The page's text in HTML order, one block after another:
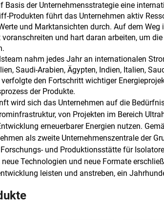
Basis der Unternehmensstrategie eine
Produkten führt das Unternehmen aktiv
und Marktansichten durch. Auf dem
und hart daran arbeiten, um
nahm jedes Jahr an internationalen
Saudi-Arabien, Ägypten, Indien, Italien,
den Fortschritt wichtiger
der Produkte.
wird sich das Unternehmen auf die
von Projekten im Bereich
erneuerbarer Energien nutzen.
als zweite Unternehmenszentrale der
und Produktionsstätte für
Technologien und neue Formate
leisten und anstreben, ein